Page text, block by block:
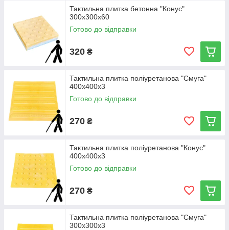
Тактильна плитка бетонна "Конус"
300х300х60
Готово до відправки
320 ₴
Тактильна плитка поліуретанова "Смуга"
400х400х3
Готово до відправки
270 ₴
Тактильна плитка поліуретанова "Конус"
400х400х3
Готово до відправки
270 ₴
Тактильна плитка поліуретанова "Смуга"
300х300х3